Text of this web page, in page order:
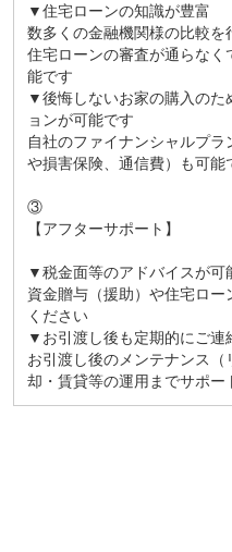
▼住宅ローンの知識が豊富
数多くの金融機関様の比較を
住宅ローンの審査が通らな
能です
▼後悔しないお家の購入のた
ョンが可能です
自社のファイナンシャルプ
や損害保険、通信費）も可能
③
【アフターサポート】
▼税金面等のアドバイスが可
資金贈与（援助）や住宅ロ
ください
▼お引渡し後も定期的にご連
お引渡し後のメンテナンス
却・賃貸等の運用までサポー